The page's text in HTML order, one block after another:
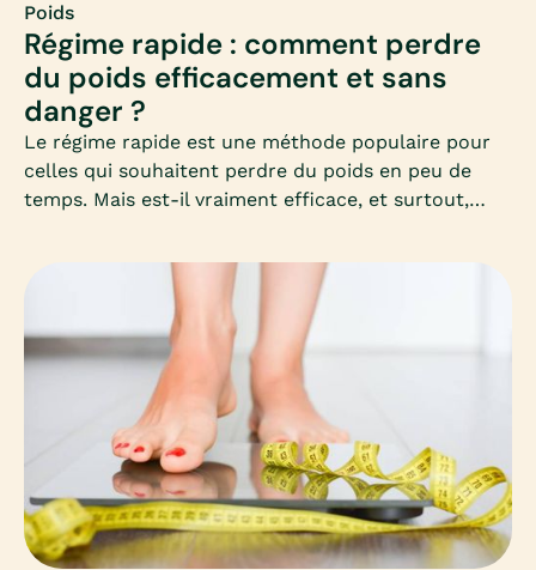
Poids
Régime rapide : comment perdre
du poids efficacement et sans
danger ?
Le régime rapide est une méthode populaire pour
celles qui souhaitent perdre du poids en peu de
temps. Mais est-il vraiment efficace, et surtout,
article complet les clés pour comprendre, choisir et
appliquer un régime rapide adapté à vos besoins,
sans mettre votre corps en difficulté.